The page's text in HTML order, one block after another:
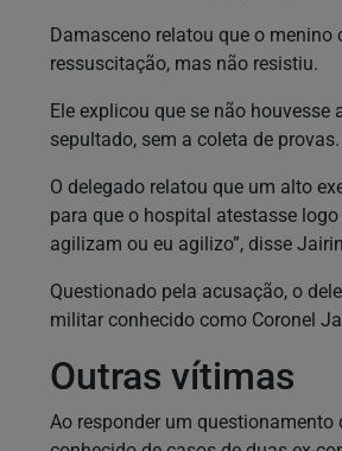
Damasceno relatou que o
ressuscitação, mas não resistiu.
Ele explicou que se não
sepultado, sem a coleta de provas.
O delegado relatou que um alto
para que o hospital atestasse
agilizam ou eu agilizo”, disse
Questionado pela acusação, o
militar conhecido como Coronel
Outras vítimas
Ao responder um